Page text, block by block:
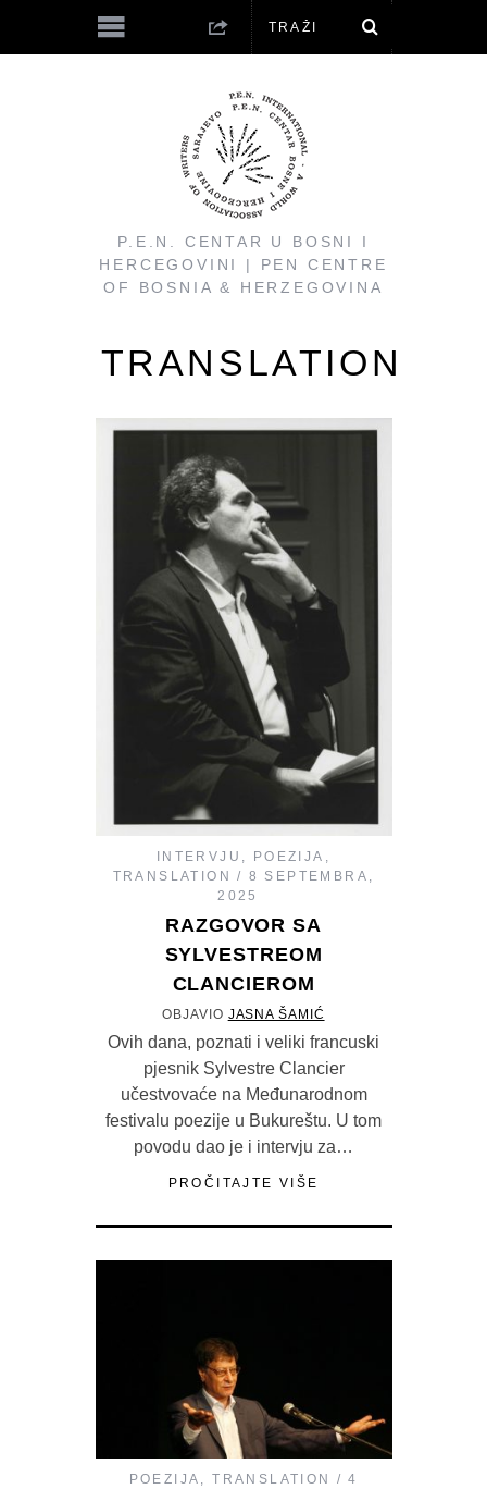
P.E.N. CENTAR U BOSNI I
HERCEGOVINI | PEN CENTRE
OF BOSNIA & HERZEGOVINA
TRANSLATION
INTERVJU , POEZIJA ,
TRANSLATION
8 SEPTEMBRA,
2025
RAZGOVOR SA
SYLVESTREOM
CLANCIEROM
OBJAVIO JASNA ŠAMIĆ
Ovih dana, poznati i veliki francuski
pjesnik Sylvestre Clancier
učestvovaće na Međunarodnom
festivalu poezije u Bukureštu. U tom
povodu dao je i intervju za…
PROČITAJTE VIŠE
POEZIJA ,TRANSLATION
4